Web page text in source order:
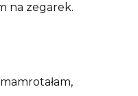
na zegarek.